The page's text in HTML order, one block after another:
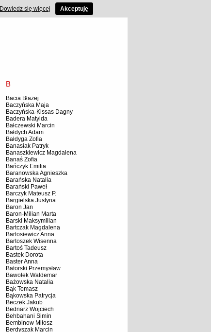
B
Bacia Błażej
Baczyńska Maja
Baczyńska-Kissas Dagny
Badera Matylda
Bałczewski Marcin
Bałdych Adam
Bałdyga Zofia
Banasiak Patryk
Banaszkiewicz Magdalena
Banaś Zofia
Bańczyk Emilia
Baranowska Agnieszka
Barańska Natalia
Barański Paweł
Barczyk Mateusz P.
Bargielska Justyna
Baron Jan
Baron-Milian Marta
Barski Maksymilian
Bartczak Magdalena
Bartosiewicz Anna
Bartoszek Wisenna
Bartoś Tadeusz
Bastek Dorota
Baster Anna
Batorski Przemysław
Bawołek Waldemar
Bażowska Natalia
Bąk Tomasz
Bąkowska Patrycja
Beczek Jakub
Bednarz Wojciech
Behbahani Simin
Bembinow Miłosz
Berdyszak Marcin
Dowiedz się więcej Akceptuję